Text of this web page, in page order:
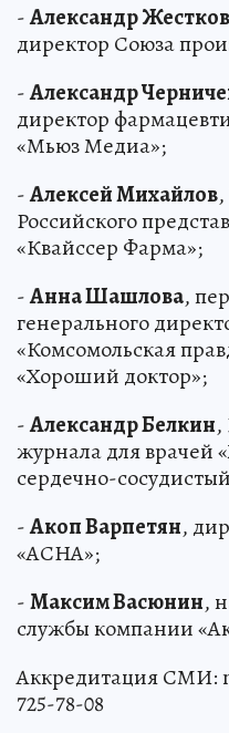
-Александр Жестков
директор Союза
-Александр
директор
«Мьюз Медиа»;
-Алексей Михайлов
Российского
«Квайссер Фарма»;
-Анна Шашлова,
генерального
«Комсомольская
«Хороший доктор»;
-Александр Белкин,
журнала для врачей
сердечно-
-Акоп Варпетян,
«АСНА»;
-Максим Васюнин,
службы компании
Аккредитация СМИ:
725-78-08